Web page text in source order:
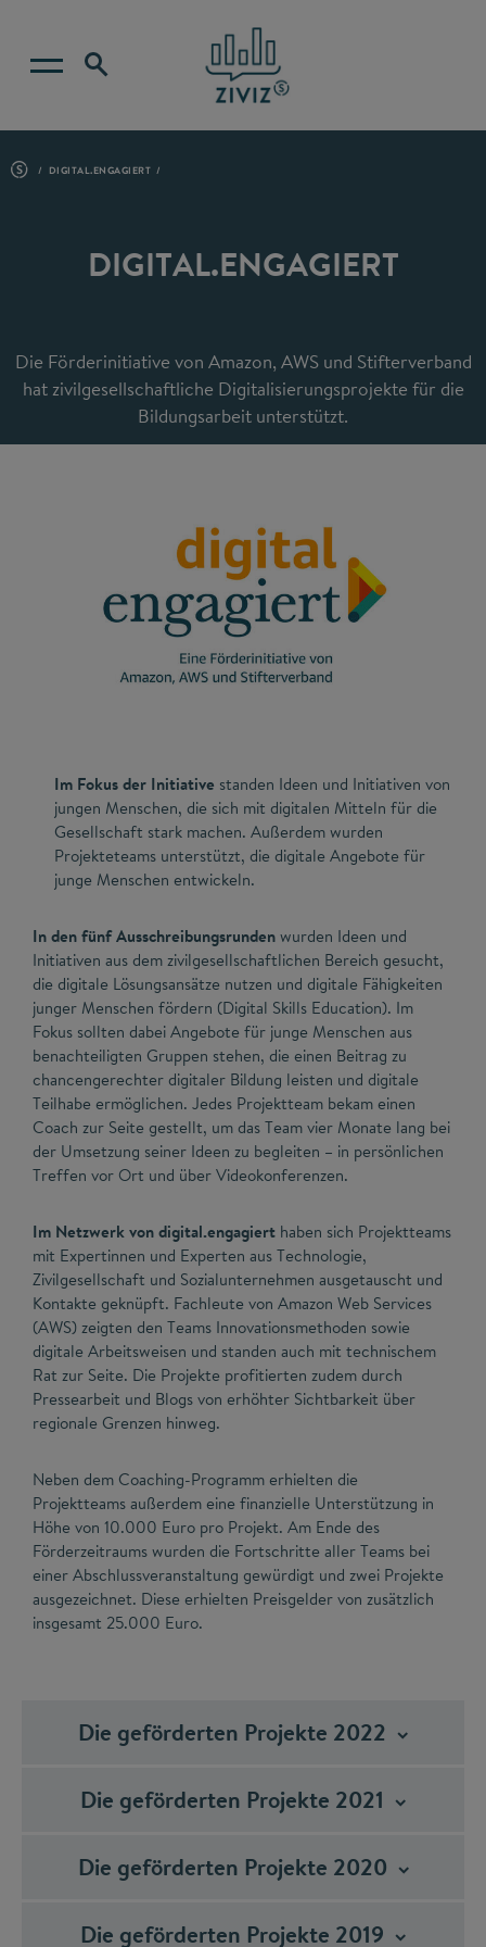
DIGITAL.ENGAGIERT
DIGITAL.ENGAGIERT
Die Förderinitiative von Amazon, AWS und Stifterverband
hat zivilgesellschaftliche Digitalisierungsprojekte für die
Bildungsarbeit unterstützt.
Im Fokus der Initiative standen Ideen und Initiativen von
jungen Menschen, die sich mit digitalen Mitteln für die
Gesellschaft stark machen. Außerdem wurden
Projekteteams unterstützt, die digitale Angebote für
junge Menschen entwickeln.
In den fünf Ausschreibungsrundenwurden Ideen und
Initiativen aus dem zivilgesellschaftlichen Bereich gesucht,
die digitale Lösungsansätze nutzen und digitale Fähigkeiten
junger Menschen fördern (Digital Skills Education). Im
Fokus sollten dabei Angebote für junge Menschen aus
benachteiligten Gruppen stehen, die einen Beitrag zu
chancengerechter digitaler Bildung leisten und digitale
Teilhabe ermöglichen. Jedes Projektteam bekam einen
Coach zur Seite gestellt, um das Team vier Monate lang bei
der Umsetzung seiner Ideen zu begleiten – in persönlichen
Treffen vor Ort und über Videokonferenzen.
Im Netzwerk von digital.engagiert haben sich Projektteams
mit Expertinnen und Experten aus Technologie,
Zivilgesellschaft und Sozialunternehmen ausgetauscht und
Kontakte geknüpft. Fachleute von Amazon Web Services
(AWS) zeigten den Teams Innovationsmethoden sowie
digitale Arbeitsweisen und standen auch mit technischem
Rat zur Seite. Die Projekte profitierten zudem durch
Pressearbeit und Blogs von erhöhter Sichtbarkeit über
regionale Grenzen hinweg.
Neben dem Coaching-Programm erhielten die
Projektteams außerdem eine finanzielle Unterstützung in
Höhe von 10.000 Euro pro Projekt. Am Ende des
Förderzeitraums wurden die Fortschritte aller Teams bei
einer Abschlussveranstaltung gewürdigt und zwei Projekte
ausgezeichnet. Diese erhielten Preisgelder von zusätzlich
insgesamt 25.000 Euro.
Die geförderten Projekte 2022
Die geförderten Projekte 2021
Die geförderten Projekte 2020
Die geförderten Projekte 2019